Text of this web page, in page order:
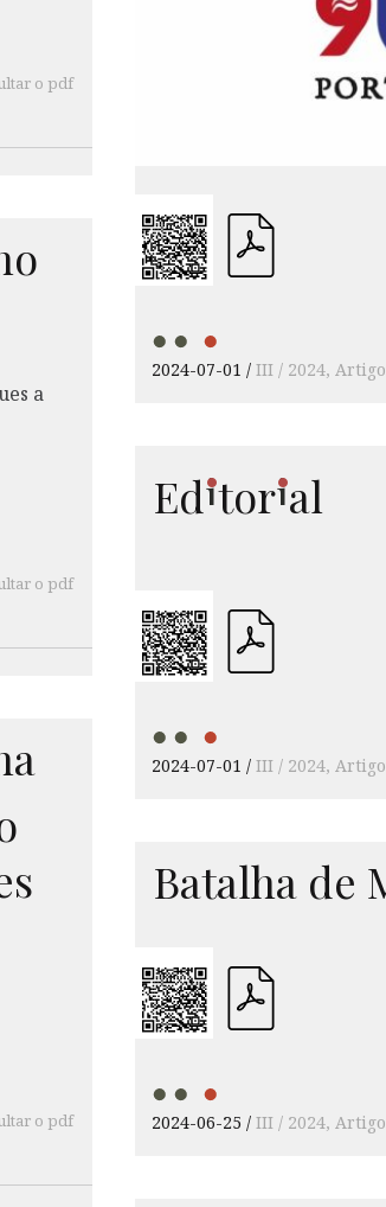
o pdf
2024-07-01 III / 2024
o pdf
Editorial
2024-07-01 III / 2024
o pdf
Batalha de
2024-06-25 III / 2024